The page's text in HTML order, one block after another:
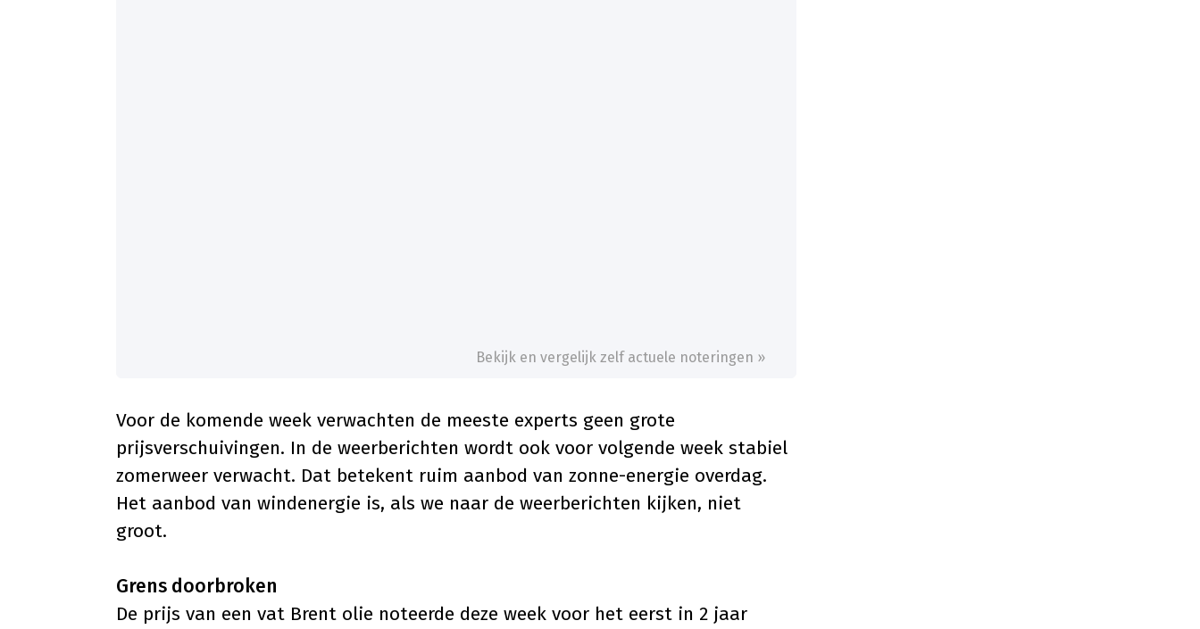
Bekijk en vergelijk zelf actuele noteringen »
Voor de komende week verwachten de meeste experts geen grote
prijsverschuivingen. In de weerberichten wordt ook voor volgende week stabiel
zomerweer verwacht. Dat betekent ruim aanbod van zonne-energie overdag.
Het aanbod van windenergie is, als we naar de weerberichten kijken, niet
groot.
Grens doorbroken
De prijs van een vat Brent olie noteerde deze week voor het eerst in 2 jaar